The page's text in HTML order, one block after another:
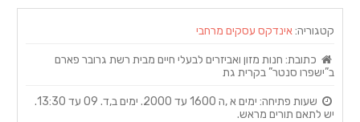
קטגוריה:אינדקס עסקים מרחבי
כתובת: חנות מזון ואביזרים לבעלי חיים מבית רשת גרובר פארם
ב”ישפרו סנטר” בקרית גת
שעות פתיחה:
ימים א ,ה 1600 עד 2000. ימים ב,ד. 09 עד 13:30.
יש לתאם תורים מראש.